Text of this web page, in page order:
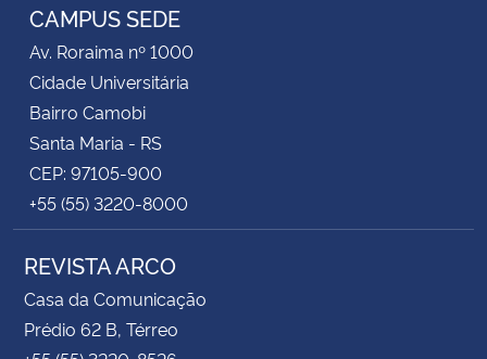
CAMPUS SEDE
Av. Roraima nº 1000
Cidade Universitária
Bairro Camobi
Santa Maria - RS
CEP: 97105-900
+55 (55) 3220-8000
REVISTA ARCO
Casa da Comunicação
Prédio 62 B, Térreo